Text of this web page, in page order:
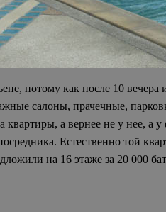
потому как после 10 вечера
салоны, прачечные,
квартиры, а вернее не у нее,
Естественно той
на 16 этаже за 20 000